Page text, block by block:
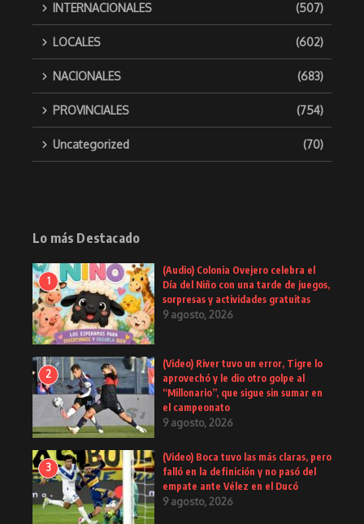
INTERNACIONALES (507)
LOCALES (602)
NACIONALES (683)
PROVINCIALES (754)
Uncategorized (70)
Lo más Destacado
1
(Audio) Colonia Ovejero celebra el
Día del Niño con una tarde de juegos,
sorpresas y actividades gratuitas
9 agosto, 2026
2
(Video) River tuvo un error, Tigre lo
aprovechó y le dio otro golpe al
“Millonario”, que sigue sin sumar en
el campeonato
9 agosto, 2026
3
(Video) Boca tuvo las más claras, pero
falló en la definición y no pasó del
empate ante Vélez en el Ducó
9 agosto, 2026